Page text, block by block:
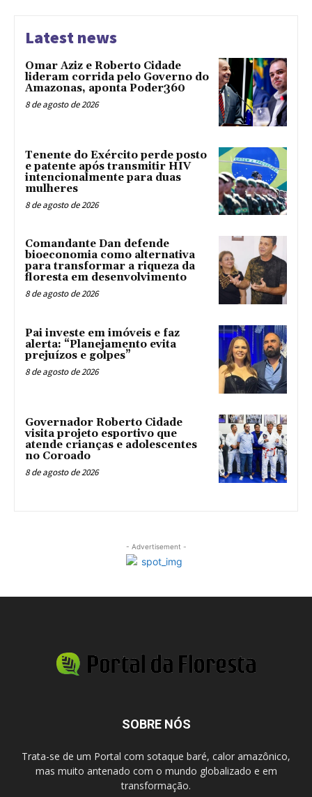
Latest news
Omar Aziz e Roberto Cidade
lideram corrida pelo Governo do
Amazonas, aponta Poder360
8 de agosto de 2026
Tenente do Exército perde posto
e patente após transmitir HIV
intencionalmente para duas
mulheres
8 de agosto de 2026
Comandante Dan defende
bioeconomia como alternativa
para transformar a riqueza da
floresta em desenvolvimento
8 de agosto de 2026
Pai investe em imóveis e faz
alerta: “Planejamento evita
prejuízos e golpes”
8 de agosto de 2026
Governador Roberto Cidade
visita projeto esportivo que
atende crianças e adolescentes
no Coroado
8 de agosto de 2026
- Advertisement -
SOBRE NÓS
Trata-se de um Portal com sotaque baré, calor amazônico,
mas muito antenado com o mundo globalizado e em
transformação.